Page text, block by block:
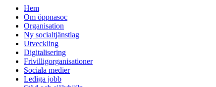
ÖppnasocHem
Om öppnasoc
Organisation
Ny socialtjänstlag
Utveckling
Digitalisering
Frivilligorganisationer
Sociala medier
Lediga jobb